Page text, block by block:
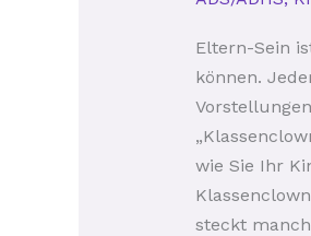
Eltern-Sein
können.
wie Sie Ihr
steckt
Kind,
das
mehr
braucht
als
Lachen